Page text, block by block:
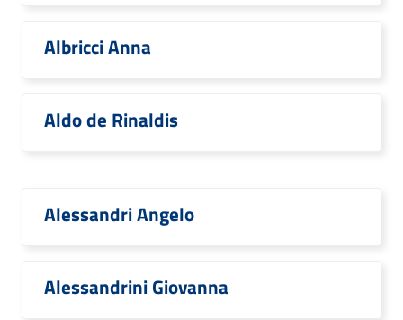
Albricci Anna
Aldo de Rinaldis
Alessandri Angelo
Alessandrini Giovanna